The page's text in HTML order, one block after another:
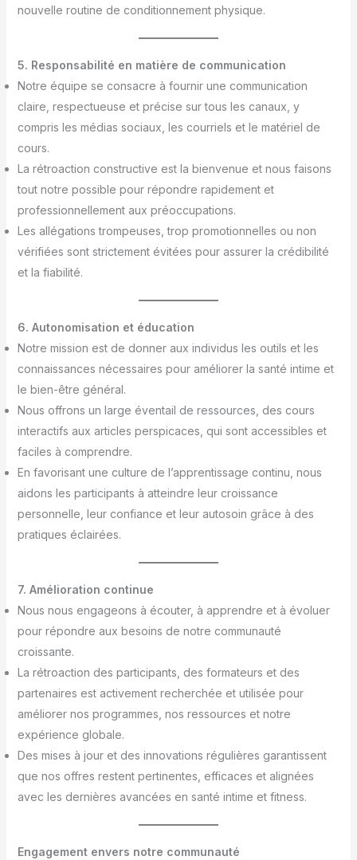
nouvelle routine de conditionnement physique.
5. Responsabilité en matière de communication
Notre équipe se consacre à fournir une communication
claire, respectueuse et précise sur tous les canaux, y
compris les médias sociaux, les courriels et le matériel de
cours.
La rétroaction constructive est la bienvenue et nous faisons
tout notre possible pour répondre rapidement et
professionnellement aux préoccupations.
Les allégations trompeuses, trop promotionnelles ou non
vérifiées sont strictement évitées pour assurer la crédibilité
et la fiabilité.
6. Autonomisation et éducation
Notre mission est de donner aux individus les outils et les
connaissances nécessaires pour améliorer la santé intime et
le bien-être général.
Nous offrons un large éventail de ressources, des cours
interactifs aux articles perspicaces, qui sont accessibles et
faciles à comprendre.
En favorisant une culture de l’apprentissage continu, nous
aidons les participants à atteindre leur croissance
personnelle, leur confiance et leur autosoin grâce à des
pratiques éclairées.
7. Amélioration continue
Nous nous engageons à écouter, à apprendre et à évoluer
pour répondre aux besoins de notre communauté
croissante.
La rétroaction des participants, des formateurs et des
partenaires est activement recherchée et utilisée pour
améliorer nos programmes, nos ressources et notre
expérience globale.
Des mises à jour et des innovations régulières garantissent
que nos offres restent pertinentes, efficaces et alignées
avec les dernières avancées en santé intime et fitness.
Engagement envers notre communauté